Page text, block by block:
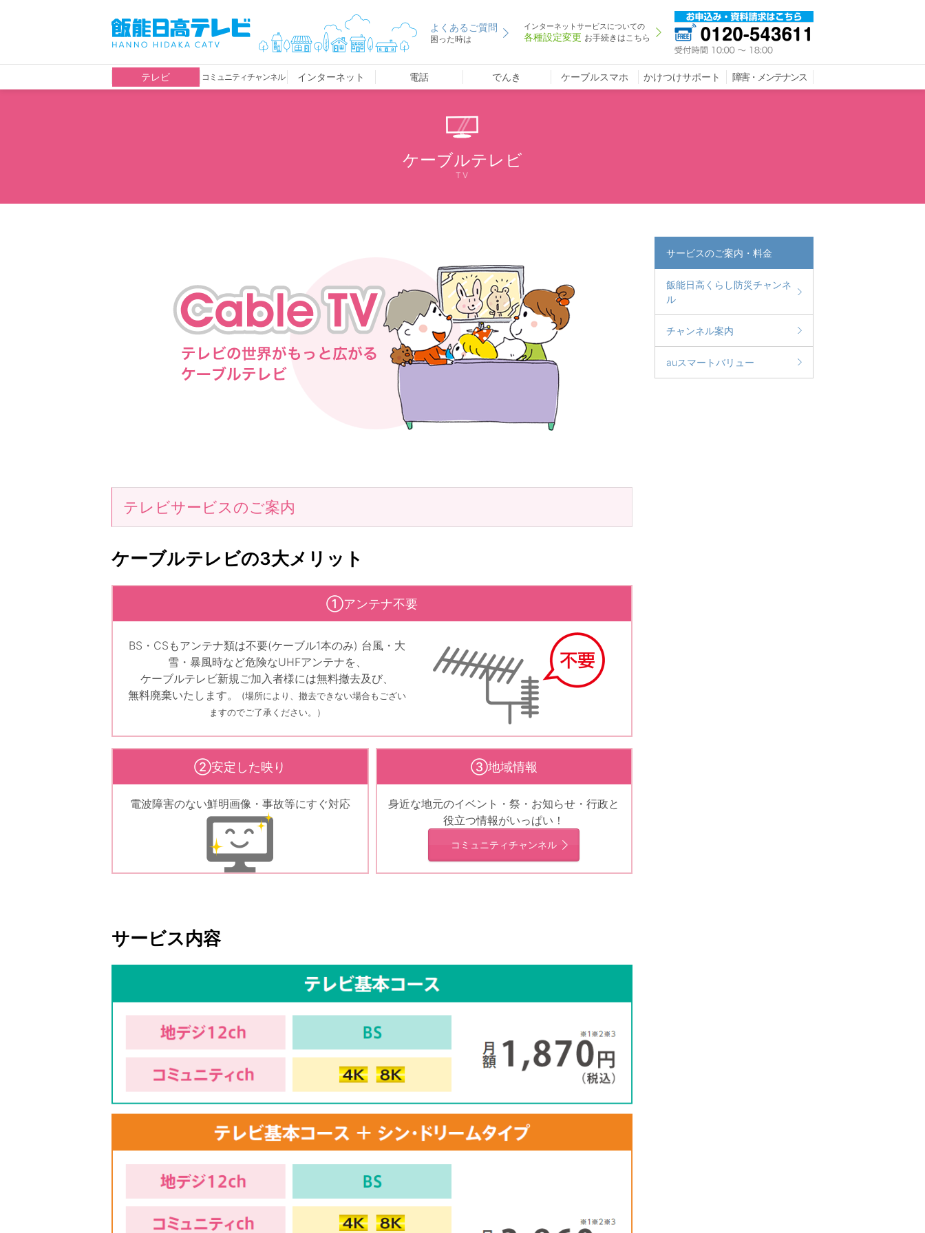
テレビ コミュニティチャンネル インターネット 電話 でんき ケーブルスマホ かけつけサポート 障害・メンテナンス
よくあるご質問
困った時は
インターネットサービスについての
各種設定変更 お手続きはこちら
ケーブルテレビ
TV
テレビサービスのご案内
ケーブルテレビの3大メリット
①アンテナ不要
BS・CSもアンテナ類は不要(ケーブル1本のみ) 台風・大
雪・暴風時など危険なUHFアンテナを、
ケーブルテレビ新規ご加入者様には無料撤去及び、
無料廃棄いたします。
(場所により、撤去できない場合もござい
ますのでご了承ください。）
②安定した映り
電波障害のない鮮明画像・事故等にすぐ対応
③地域情報
身近な地元のイベント・祭・お知らせ・行政と
役立つ情報がいっぱい！
コミュニティチャンネル
サービス内容
サービスのご案内・料金
飯能日高くらし防災チャンネ
ル
チャンネル案内
auスマートバリュー